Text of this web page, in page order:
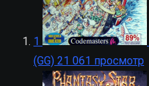
1
(GG) 21 061 просмотр